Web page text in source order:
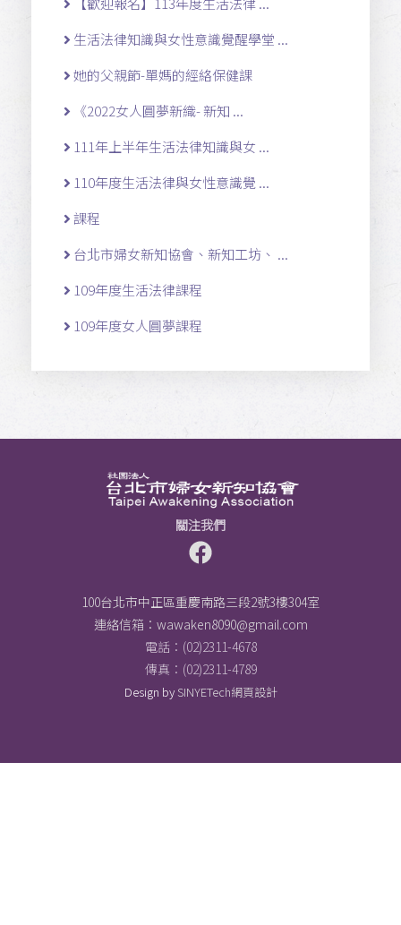
生活法律知識與女性意識覺醒學堂 ...
她的父親節-單媽的經絡保健課
《2022女人圓夢新織- 新知 ...
111年上半年生活法律知識與女 ...
110年度生活法律與女性意識覺 ...
課程
台北市婦女新知協會、新知工坊、 ...
109年度生活法律課程
109年度女人圓夢課程
關注我們
100台北市中正區重慶南路三段2號3樓304室
連絡信箱： wawaken8090@gmail.com
電話：(02)2311-4678
傳真：(02)2311-4789
Design by SINYETech網頁設計